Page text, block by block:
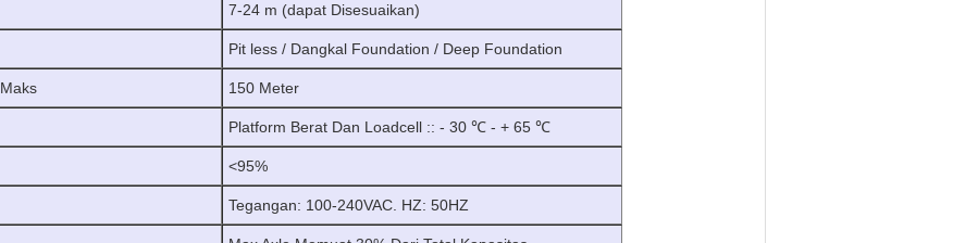
7-24 m (dapat Disesuaikan)
Pit less / Dangkal Foundation / Deep Foundation
150 Meter
Platform Berat Dan Loadcell :: - 30 ℃ - + 65 ℃
<95%
Tegangan: 100-240VAC. HZ: 50HZ